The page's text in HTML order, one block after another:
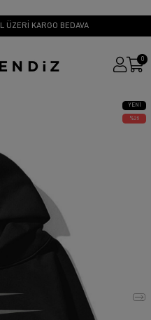
KARGO BEDAVA
0
YENI
ÜRÜN
25